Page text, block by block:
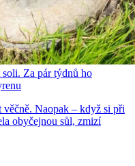
Za pár týdnů ho
věčně. Naopak – když si při
obyčejnou sůl, zmizí